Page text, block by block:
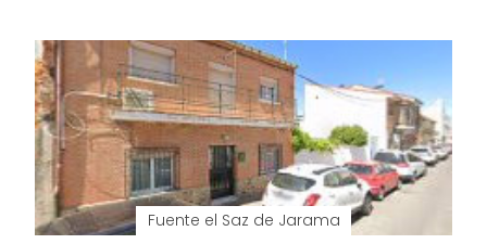
Fuente el Saz de Jarama